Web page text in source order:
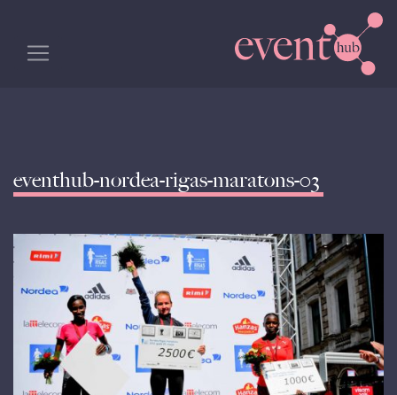
eventhub-nordea-rigas-maratons-03